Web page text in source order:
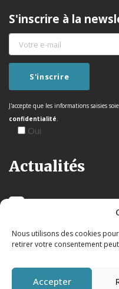
Nous utilisons des cookies
retirer votre consentement
Accepter
S'inscrire à la
J'accepte que les informations saisies
confidentialité
Oui
Actualités
Mentions légales